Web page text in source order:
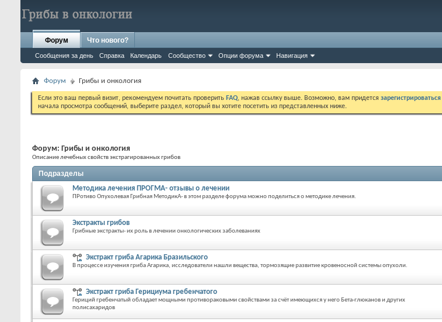
Форум
Сообщения за день Справка Календарь Сообщество Опции форума Навигация
Что нового?
Форум Грибы и онкология
Если это ваш первый визит, рекомендуем почитать проверить FAQ, нажав ссылку выше. Возможно, вам придется зарегистрироваться
начала просмотра сообщений, выберите раздел, который вы хотите посетить из представленных ниже.
Форум: Грибы и онкология
Описание лечебных свойств экстрагированных грибов
Подразделы
Методика лечения ПРОГМА- отзывы о лечении
ПРотиво Опухолевая Грибная МетодикА- в этом разделе форума можно поделиться о методике лечения.
Экстракты грибов
Грибные экстракты- их роль в лечении онкологических заболеваниях
Экстракт гриба Агарика Бразильского
В процессе изучения гриба Агарика, исследователи нашли вещества, тормозящие развитие кровеносной системы опухоли.
Экстракт гриба Герициума гребенчатого
Гериций гребенчатый обладает мощными противораковыми свойствами за счёт имеющихся у него Бета-глюканов и других
полисахаридов